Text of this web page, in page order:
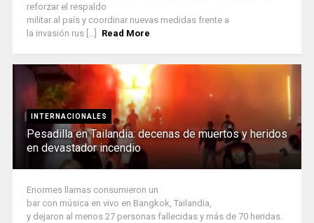
reforzar el respaldo
militar al país y coordinar nuevas medidas frente a
la invasión rus [...]
Read More
INTERNACIONALES
Pesadilla en Tailandia: decenas de muertos y heridos
en devastador incendio
Enormes llamas consumieron un
bar con música en vivo en Bangkok, Tailandia,
y dejaron al menos 27 personas fallecidas y más de 70 heridas.